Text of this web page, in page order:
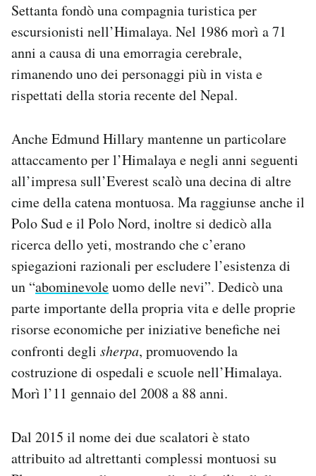
Settanta fondò una compagnia turistica per
escursionisti nell’Himalaya. Nel 1986 morì a 71
anni a causa di una emorragia cerebrale,
rimanendo uno dei personaggi più in vista e
rispettati della storia recente del Nepal.
Anche Edmund Hillary mantenne un particolare
attaccamento per l’Himalaya e negli anni seguenti
all’impresa sull’Everest scalò una decina di altre
cime della catena montuosa. Ma raggiunse anche il
Polo Sud e il Polo Nord, inoltre si dedicò alla
ricerca dello yeti, mostrando che c’erano
spiegazioni razionali per escludere l’esistenza di
un “abominevoleuomo delle nevi”. Dedicò una
parte importante della propria vita e delle proprie
risorse economiche per iniziative benefiche nei
confronti degli sherpa, promuovendo la
costruzione di ospedali e scuole nell’Himalaya.
Morì l’11 gennaio del 2008 a 88 anni.
Dal 2015 il nome dei due scalatori è stato
attribuito ad altrettanti complessi montuosi su